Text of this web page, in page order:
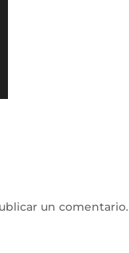
un comentario.